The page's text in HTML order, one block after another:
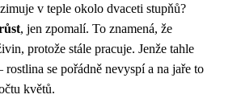
v teple okolo dvaceti stupňů?
, jen zpomalí. To znamená, že
protože stále pracuje. Jenže tahle
rostlina se pořádně nevyspí a na jaře to
květů.